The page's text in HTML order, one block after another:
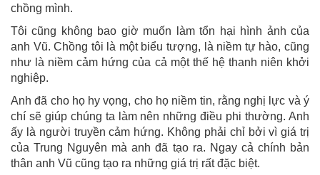
chồng mình.
Tôi cũng không bao giờ muốn làm tổn hại hình ảnh của
anh Vũ. Chồng tôi là một biểu tượng, là niềm tự hào, cũng
như là niềm cảm hứng của cả một thế hệ thanh niên khởi
nghiệp.
Anh đã cho họ hy vọng, cho họ niềm tin, rằng nghị lực và ý
chí sẽ giúp chúng ta làm nên những điều phi thường. Anh
ấy là người truyền cảm hứng. Không phải chỉ bởi vì giá trị
của Trung Nguyên mà anh đã tạo ra. Ngay cả chính bản
thân anh Vũ cũng tạo ra những giá trị rất đặc biệt.